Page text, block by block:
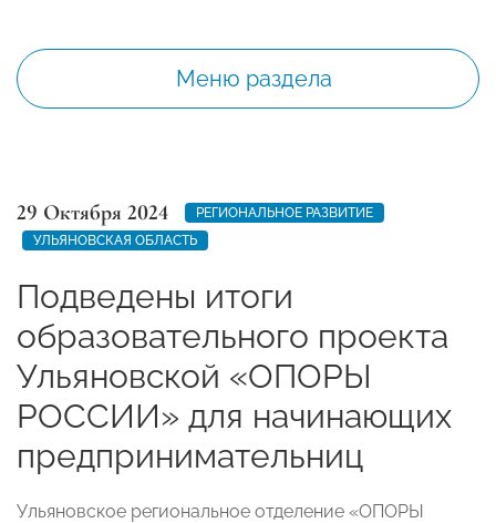
Меню раздела
29 Октября 2024
РЕГИОНАЛЬНОЕ РАЗВИТИЕ
УЛЬЯНОВСКАЯ ОБЛАСТЬ
Подведены итоги
образовательного проекта
Ульяновской «ОПОРЫ
РОССИИ» для начинающих
предпринимательниц
Ульяновское региональное отделение «ОПОРЫ